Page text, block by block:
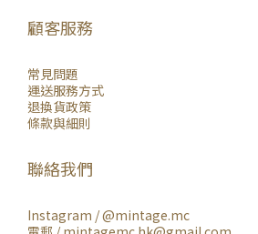
顧客服務
常見問題
運送服務方式
退換貨政策
條款與細則
聯絡我們
Instagram /@mintage.mc